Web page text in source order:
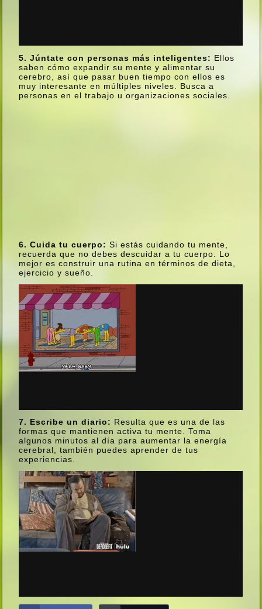
5. Júntate con personas más inteligentes: Ellos
saben cómo expandir su mente y alimentar su
cerebro, así­ que pasar buen tiempo con ellos es
muy interesante en múltiples niveles. Busca a
personas en el trabajo u organizaciones sociales.
6. Cuida tu cuerpo: Si estás cuidando tu mente,
recuerda que no debes descuidar a tu cuerpo. Lo
mejor es construir una rutina en términos de dieta,
ejercicio y sueño.
7. Escribe un diario: Resulta que es una de las
formas que mantienen activa tu mente. Toma
algunos minutos al dí­a para aumentar la energí­a
cerebral, también puedes aprender de tus
experiencias.